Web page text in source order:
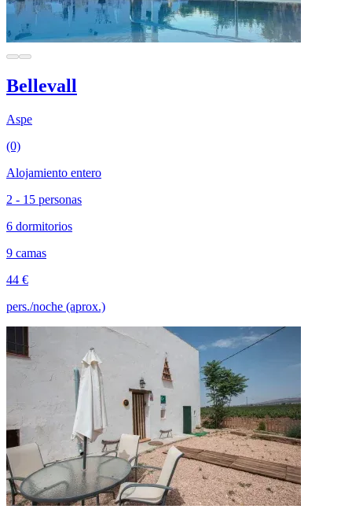
Bellevall
Aspe
(0)
Alojamiento entero
2 - 15 personas
6 dormitorios
9 camas
44 €
pers./noche (aprox.)